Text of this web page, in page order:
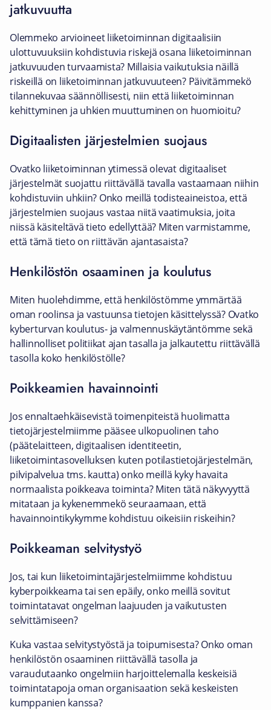
jatkuvuutta
Olemmeko arvioineet liiketoiminnan digitaalisiin
ulottuvuuksiin kohdistuvia riskejä osana liiketoiminnan
jatkuvuuden turvaamista? Millaisia vaikutuksia näillä
riskeillä on liiketoiminnan jatkuvuuteen? Päivitämmekö
tilannekuvaa säännöllisesti, niin että liiketoiminnan
kehittyminen ja uhkien muuttuminen on huomioitu?
Digitaalisten järjestelmien suojaus
Ovatko liiketoiminnan ytimessä olevat digitaaliset
järjestelmät suojattu riittävällä tavalla vastaamaan niihin
kohdistuviin uhkiin? Onko meillä todisteaineistoa, että
järjestelmien suojaus vastaa niitä vaatimuksia, joita
niissä käsiteltävä tieto edellyttää? Miten varmistamme,
että tämä tieto on riittävän ajantasaista?
Henkilöstön osaaminen ja koulutus
Miten huolehdimme, että henkilöstömme ymmärtää
oman roolinsa ja vastuunsa tietojen käsittelyssä? Ovatko
kyberturvan koulutus- ja valmennuskäytäntömme sekä
hallinnolliset politiikat ajan tasalla ja jalkautettu riittävällä
tasolla koko henkilöstölle?
Poikkeamien havainnointi
Jos ennaltaehkäisevistä toimenpiteistä huolimatta
tietojärjestelmiimme pääsee ulkopuolinen taho
(päätelaitteen, digitaalisen identiteetin,
liiketoimintasovelluksen kuten potilastietojärjestelmän,
pilvipalvelua tms. kautta) onko meillä kyky havaita
normaalista poikkeava toiminta? Miten tätä näkyvyyttä
mitataan ja kykenemmekö seuraamaan, että
havainnointikykymme kohdistuu oikeisiin riskeihin?
Poikkeaman selvitystyö
Jos, tai kun liiketoimintajärjestelmiimme kohdistuu
kyberpoikkeama tai sen epäily, onko meillä sovitut
toimintatavat ongelman laajuuden ja vaikutusten
selvittämiseen?
Kuka vastaa selvitystyöstä ja toipumisesta? Onko oman
henkilöstön osaaminen riittävällä tasolla ja
varaudutaanko ongelmiin harjoittelemalla keskeisiä
toimintatapoja oman organisaation sekä keskeisten
kumppanien kanssa?